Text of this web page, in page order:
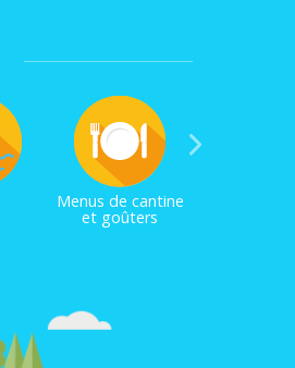
Menus de cantine
et goûters